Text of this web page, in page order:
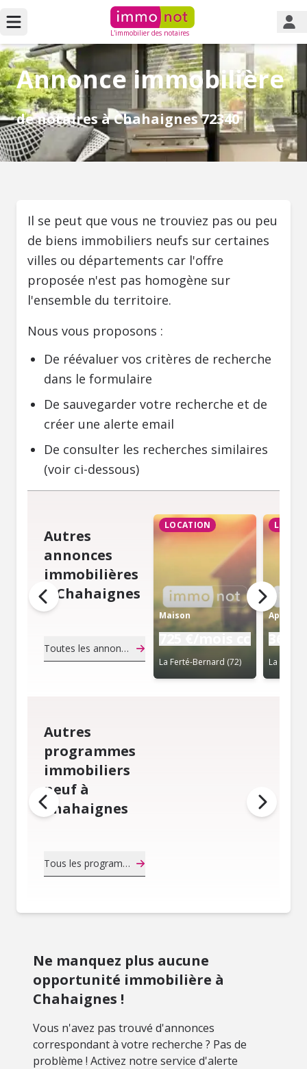
L'immobilier des notaires
Annonce immobilière
de notaires à Chahaignes 72340
Il se peut que vous ne trouviez pas ou peu
de biens immobiliers neufs sur certaines
villes ou départements car l'offre
proposée n'est pas homogène sur
l'ensemble du territoire.
Nous vous proposons :
De réévaluer vos critères de recherche
dans le formulaire
De sauvegarder votre recherche et de
créer une alerte email
De consulter les recherches similaires
(voir ci-dessous)
Autres
annonces
immobilières
à Chahaignes
Toutes les annonces de notaire
LOCATION
Maison
La Ferté-Bernard (72) La Ferté-
Autres
programmes
immobiliers
neuf à
Chahaignes
Tous les programmes immobiliers neuf
Ne manquez plus aucune
opportunité immobilière à
Chahaignes !
Vous n'avez pas trouvé d'annonces
correspondant à votre recherche ? Pas de
problème ! Activez notre service d'alerte